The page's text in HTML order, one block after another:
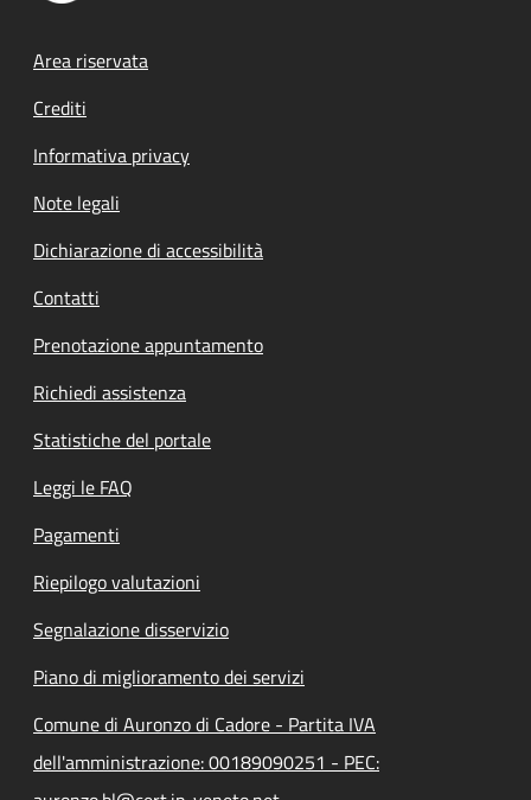
Footer menu
Area riservata
Crediti
Informativa privacy
Note legali
Dichiarazione di accessibilità
Contatti
Prenotazione appuntamento
Richiedi assistenza
Statistiche del portale
Leggi le FAQ
Pagamenti
Riepilogo valutazioni
Segnalazione disservizio
Piano di miglioramento dei servizi
Comune di Auronzo di Cadore - Partita IVA
dell'amministrazione: 00189090251 - PEC: